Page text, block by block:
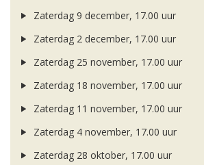
Zaterdag 9 december, 17.00 uur
Zaterdag 2 december, 17.00 uur
Zaterdag 25 november, 17.00 uur
Zaterdag 18 november, 17.00 uur
Zaterdag 11 november, 17.00 uur
Zaterdag 4 november, 17.00 uur
Zaterdag 28 oktober, 17.00 uur